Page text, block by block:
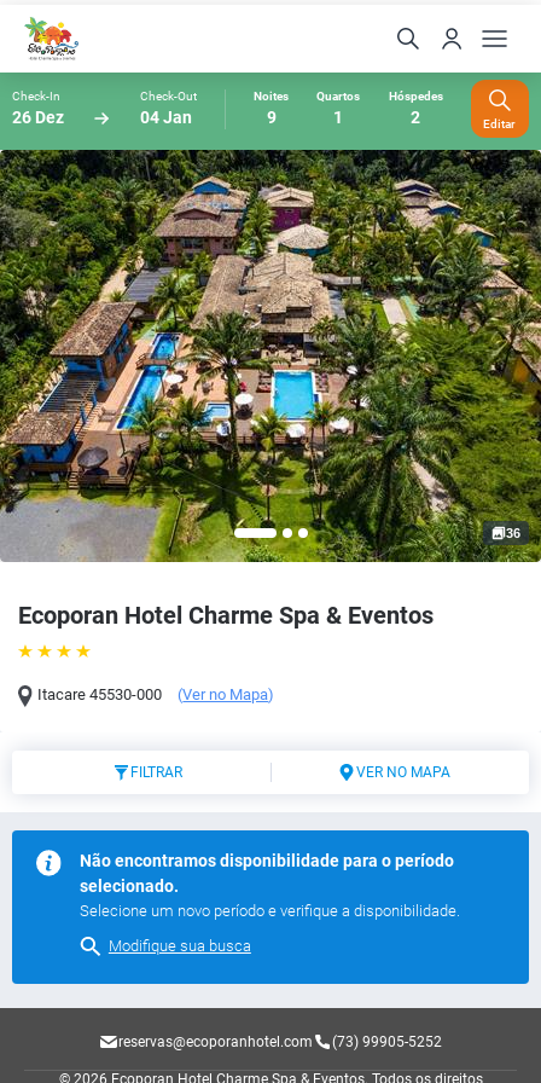
Check-In
26 Dez
Check-Out
04 Jan
Noites
9
Quartos
1
Hóspedes
2 Editar
Ecoporan Hotel Charme Spa & Eventos
Itacare 45530-000 (Ver no Mapa)
36
FILTRAR VER NO MAPA
Não encontramos disponibilidade para o período
selecionado.
Selecione um novo período e verifique a disponibilidade.
Modifique sua busca
reservas@ecoporanhotel.com (73) 99905-5252
© 2026 Ecoporan Hotel Charme Spa & Eventos. Todos os direitos